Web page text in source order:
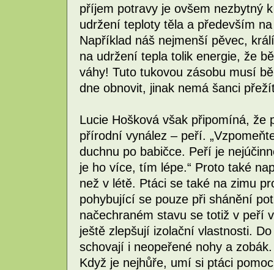
příjem potravy je ovšem nezbytný
udržení teploty těla a především
Například náš nejmenší pěvec,
na udržení tepla tolik energie, že
váhy! Tuto tukovou zásobu musí
dne obnovit, jinak nemá šanci
Lucie Hošková však připomíná, že
přírodní vynález – peří.
duchnu po babičce. Peří je
je ho více, tím lépe.“ Proto také
než v létě. Ptáci se také na zimu
pohybující se pouze při shánění
načechraném stavu se totiž v peří
ještě zlepšují izolační vlastnosti.
schovají i neopeřené nohy a zobák.
Když je nejhůře, umí si ptáci